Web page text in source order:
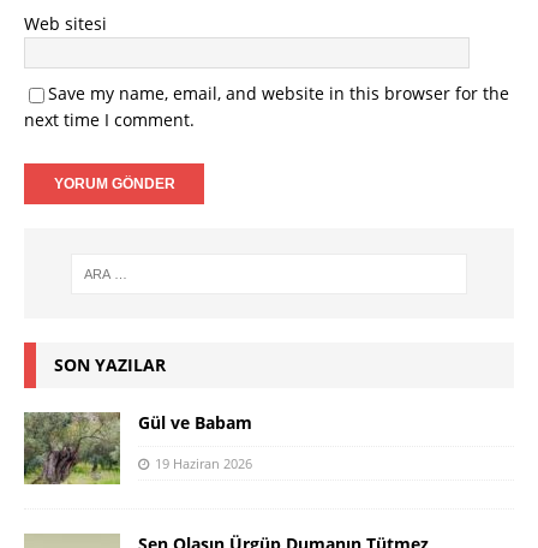
Web sitesi
Save my name, email, and website in this browser for the
next time I comment.
SON YAZILAR
Gül ve Babam
19 Haziran 2026